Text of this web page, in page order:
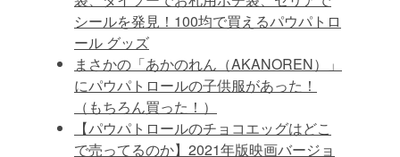
シールを発見！100均で買えるパウパトロ
ール グッズ
まさかの「あかのれん（AKANOREN）」
にパウパトロールの子供服があった！
（もちろん買った！）
【パウパトロールのチョコエッグはどこ
で売ってるのか】2021年版映画バージョ